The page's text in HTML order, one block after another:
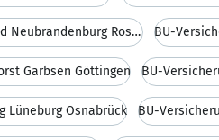
BU-Versicherung Greifswald Neubrandenburg Rostock BU-
Garbsen Göttingen BU-
Lüneburg Osnabrück